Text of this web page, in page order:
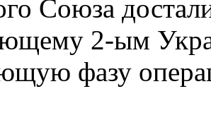
Союза
2-ым
фазу